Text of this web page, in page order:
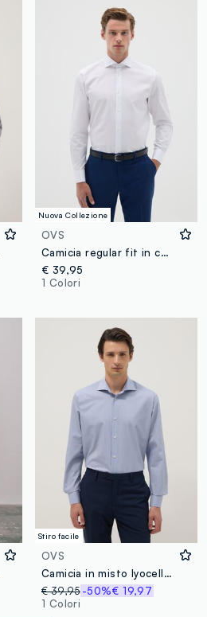
Nuova Collezione
OVS
Camicia regular fit in cotone
€ 39,95
1 Colori
Stiro facile
OVS
Camicia in misto lyocell a righe multicolor regular fit
€ 39,95 -50%€ 19,97
1 Colori